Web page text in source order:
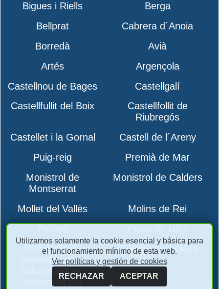
Bigues i Riells
Berga
Bellprat
Cabrera d´Anoia
Borredà
Avià
Artés
Argençola
Castellnou de Bages
Castellgalí
Castellfullit del Boix
Castellfollit de
Riubregós
Castellet i la Gornal
Castell de l´Areny
Puig-reig
Premià de Mar
Monistrol de
Montserrat
Monistrol de Calders
Mollet del Vallès
Molins de Rei
lona-rapidas-
almacen-nave-
industriales-en
Avinyonet del
Políticas y cookies
Utilizamos solamente la cookie esencial y básica para
el funcionamiento mínimo de esta web.
Ver políticas y gestión de cookies
RECHAZAR
ACEPTAR